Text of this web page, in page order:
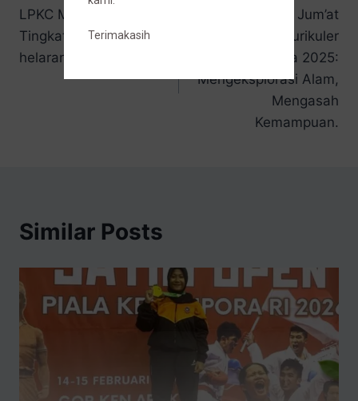
LPKC Melenggang ke
Tingkat Provinsi dalam
helaran LKS DIKMEN
Perkemahan Jum’at
Sabtu Ekstrakurikuler
Pramuka 2025:
Mengeksplorasi Alam,
Mengasah
Kemampuan.
Similar Posts
Terimakasih